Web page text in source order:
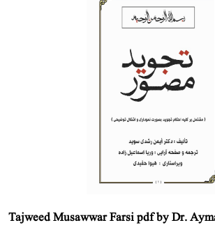
Tajweed Musawwar Farsi pdf by Dr.